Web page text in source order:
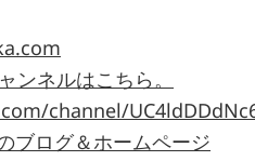
ンネルはこちら。
channel/
ブログ＆ホームページ